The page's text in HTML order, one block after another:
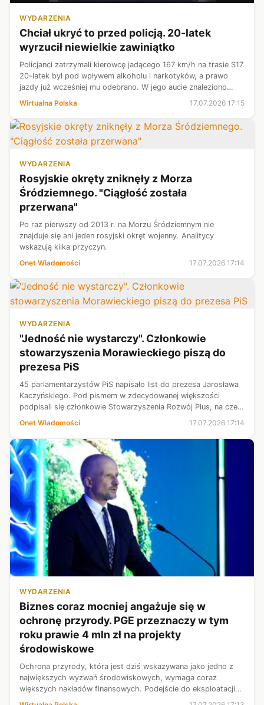
WYDARZENIA
Chciał ukryć to przed policją. 20-latek
wyrzucił niewielkie zawiniątko
Policjanci zatrzymali kierowcę jadącego 167 km/h na trasie S17.
20-latek był pod wpływem alkoholu i narkotyków, a prawo
jazdy już wcześniej mu odebrano. W jego aucie znaleziono
marihuanę, mefedron i wagę elektroniczną.
Wirtualna Polska 17.07.2026 17:15
WYDARZENIA
Rosyjskie okręty zniknęły z Morza
Śródziemnego. "Ciągłość została
przerwana"
Po raz pierwszy od 2013 r. na Morzu Śródziemnym nie
znajduje się ani jeden rosyjski okręt wojenny. Analitycy
wskazują kilka przyczyn.
Onet Wiadomości
17.07.2026 17:14
WYDARZENIA
"Jedność nie wystarczy". Członkowie
stowarzyszenia Morawieckiego piszą do
prezesa PiS
45 parlamentarzystów PiS napisało list do prezesa Jarosława
Kaczyńskiego. Pod pismem w zdecydowanej większości
podpisali się członkowie Stowarzyszenia Rozwój Plus, na czele
z byłym premierem Mateuszem Morawieckim.
Onet Wiadomości 17.07.2026 17:14
WYDARZENIA
Biznes coraz mocniej angażuje się w
ochronę przyrody. PGE przeznaczy w tym
roku prawie 4 mln zł na projekty
środowiskowe
Ochrona przyrody, która jest dziś wskazywana jako jedno z
największych wyzwań środowiskowych, wymaga coraz
większych nakładów finansowych. Podejście do eksploatacji